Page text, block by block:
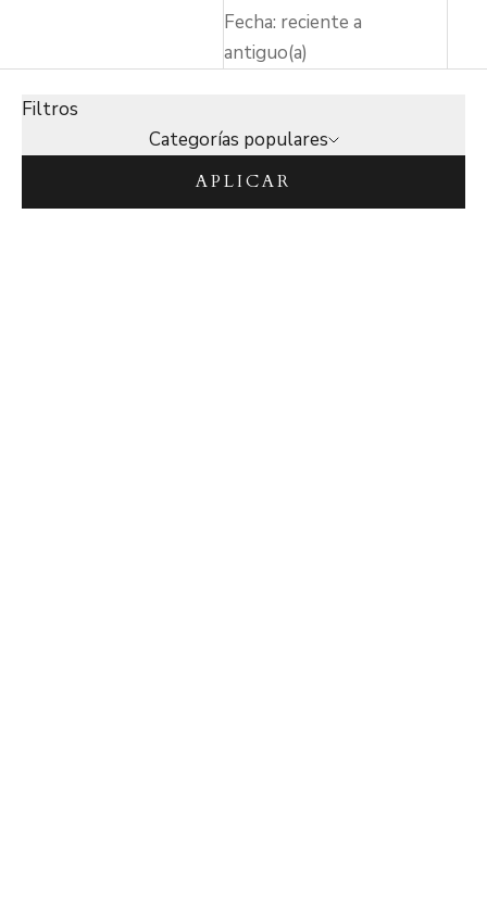
Fecha: reciente a
antiguo(a)
Filtros
Categorías populares
APLICAR